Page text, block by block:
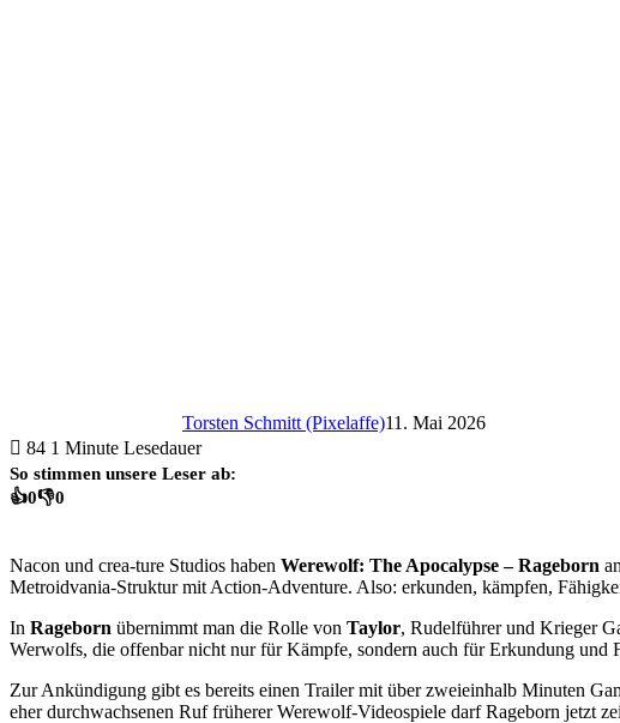
Torsten Schmitt (Pixelaffe)11. Mai 2026
84 1 Minute Lesedauer
So stimmen unsere Leser ab:
👍0👎0
Nacon und crea-ture Studios haben Werewolf: The Apocalypse – Rageborn
Metroidvania-Struktur mit Action-Adventure. Also: erkunden, kämpfen,
In Rageborn übernimmt man die Rolle von Taylor, Rudelführer und Krieger
Werwolfs, die offenbar nicht nur für Kämpfe, sondern auch für Erkundung und
Zur Ankündigung gibt es bereits einen Trailer mit über zweieinhalb Minuten
eher durchwachsenen Ruf früherer Werewolf-Videospiele darf Rageborn jetzt